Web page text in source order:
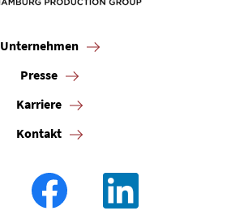
Unternehmen
Presse
Karriere
Kontakt